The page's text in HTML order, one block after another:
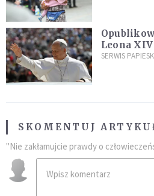
Leona
SERWIS
SKOMENTUJ
"Nie zakłamujcie prawdy o